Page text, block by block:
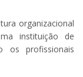
organizacional
instituição de
os profissionais